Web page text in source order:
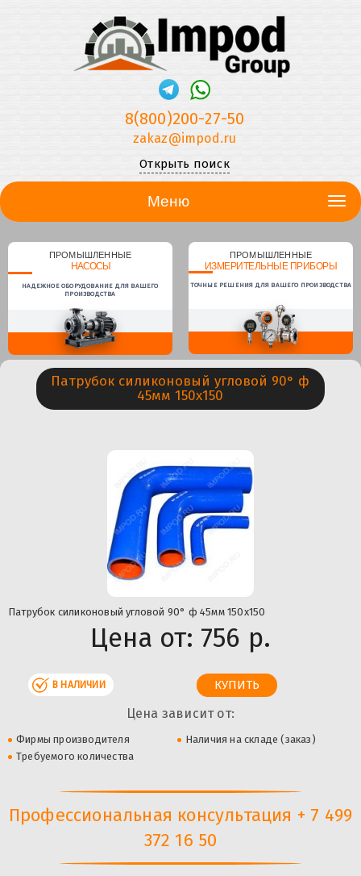
8(800)200-27-50
zakaz@impod.ru
Открыть поиск
Меню
ПРОМЫШЛЕННЫЕ
НАСОСЫ
НАДЕЖНОЕ ОБОРУДОВАНИЕ ДЛЯ ВАШЕГО
ПРОИЗВОДСТВА
ПРОМЫШЛЕННЫЕ
ИЗМЕРИТЕЛЬНЫЕ ПРИБОРЫ
ТОЧНЫЕ РЕШЕНИЯ ДЛЯ ВАШЕГО ПРОИЗВОДСТВА
Патрубок силиконовый угловой 90° ф
45мм 150х150
Патрубок силиконовый угловой 90° ф 45мм 150х150
Цена от: 756 р.
В НАЛИЧИИ
Цена зависит от:
Фирмы производителя
Наличия на складе (заказ)
Требуемого количества
Профессиональная консультация + 7 499
372 16 50